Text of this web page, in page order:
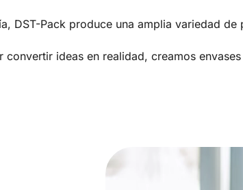
DST-Pack produce una amplia variedad
ideas en realidad, creamos